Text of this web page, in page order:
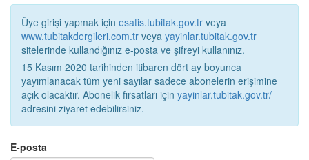
Üye girişi yapmak için esatis.tubitak.gov.tr veya
www.tubitakdergileri.com.tr veya yayinlar.tubitak.gov.tr
sitelerinde kullandığınız e-posta ve şifreyi kullanınız.
15 Kasım 2020 tarihinden itibaren dört ay boyunca
yayımlanacak tüm yeni sayılar sadece abonelerin erişimine
açık olacaktır. Abonelik fırsatları için yayinlar.tubitak.gov.tr/
adresini ziyaret edebilirsiniz.
E-posta